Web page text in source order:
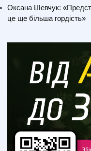
Оксана Шевчук:
це ще більша гордість»